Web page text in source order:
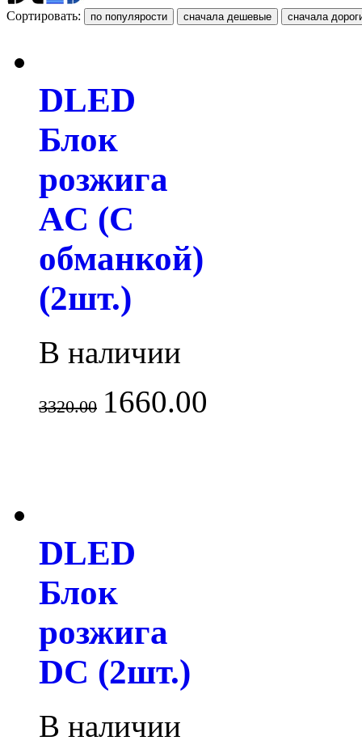
Сортировать:
DLED
Блок
розжига
AC (С
обманкой)
(2шт.)
В наличии
3320.00 1660.00
DLED
Блок
розжига
DC (2шт.)
В наличии